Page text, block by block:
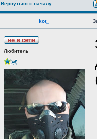
Вернуться к началу
kot_
Любитель